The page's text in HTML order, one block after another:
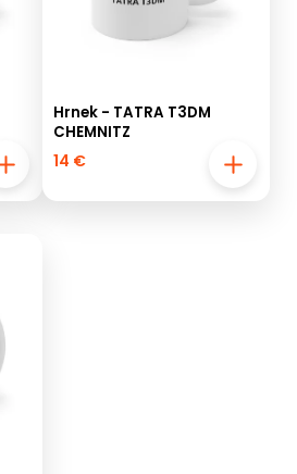
Hrnek - TATRA T3DM
CHEMNITZ
14 €